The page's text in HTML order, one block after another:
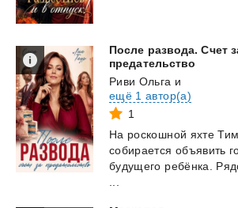
После развода. Счет
предательство
Риви Ольга и
ещё 1 автор(а)
1
На роскошной яхте
собирается объявить
будущего ребёнка.